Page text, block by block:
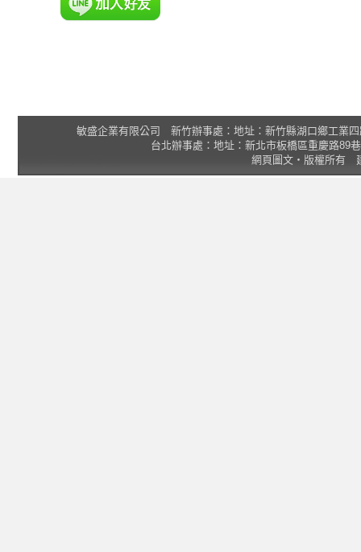
敏盛企業有限公司 新竹辦事處：地址：新竹縣湖口鄉工業
台北辦事處：地址：新北市板橋區重慶路89
網頁圖文‧版權所有 建